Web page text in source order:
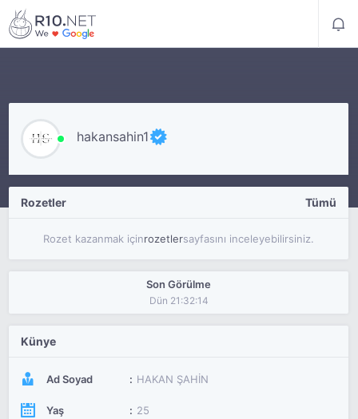
hakansahin1
Rozetler Tümü
Rozet kazanmak içinrozetlersayfasını inceleyebilirsiniz.
Son Görülme
Dün 21:32:14
Künye
Ad Soyad HAKAN ŞAHİN
Yaş 25